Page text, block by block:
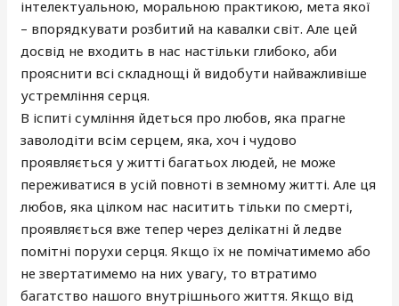
інтелектуальною, моральною практикою, мета якої
– впорядкувати розбитий на кавалки світ. Але цей
досвід не входить в нас настільки глибоко, аби
прояснити всі складнощі й видобути найважливіше
устремління серця.
В іспиті сумління йдеться про любов, яка прагне
заволодіти всім серцем, яка, хоч і чудово
проявляється у житті багатьох людей, не може
переживатися в усій повноті в земному житті. Але ця
любов, яка цілком нас наситить тільки по смерті,
проявляється вже тепер через делікатні й ледве
помітні порухи серця. Якщо їх не помічатимемо або
не звертатимемо на них увагу, то втратимо
багатство нашого внутрішнього життя. Якщо від